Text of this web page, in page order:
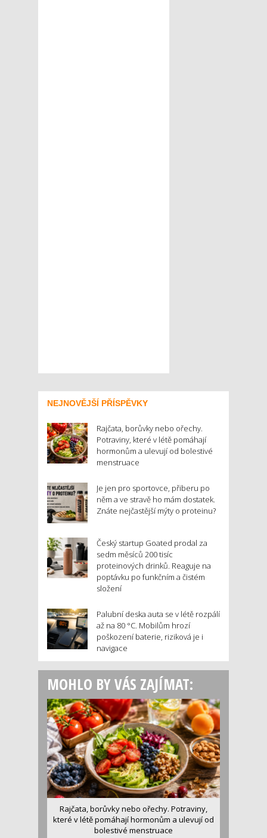
NEJNOVĚJŠÍ PŘÍSPĚVKY
Rajčata, borůvky nebo ořechy.
Potraviny, které v létě pomáhají
hormonům a ulevují od bolestivé
menstruace
Je jen pro sportovce, přiberu po
něm a ve stravě ho mám dostatek.
Znáte nejčastější mýty o proteinu?
Český startup Goated prodal za
sedm měsíců 200 tisíc
proteinových drinků. Reaguje na
poptávku po funkčním a čistém
složení
Palubní deska auta se v létě rozpálí
až na 80 °C. Mobilům hrozí
poškození baterie, riziková je i
navigace
MOHLO BY VÁS ZAJÍMAT:
Rajčata, borůvky nebo ořechy. Potraviny,
které v létě pomáhají hormonům a ulevují od
bolestivé menstruace